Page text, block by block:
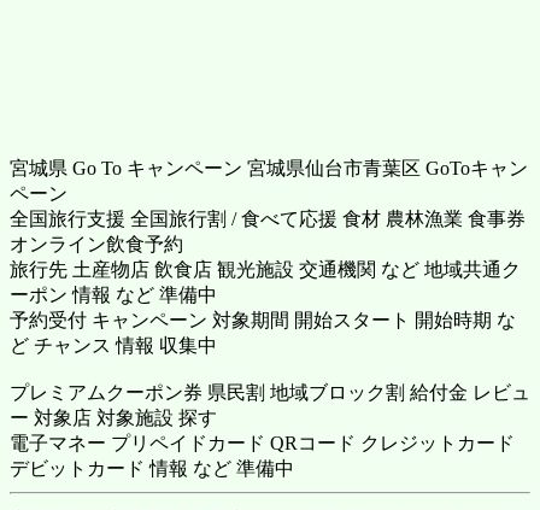
宮城県 Go To キャンペーン 宮城県仙台市青葉区 GoToキャン
ペーン
全国旅行支援 全国旅行割 / 食べて応援 食材 農林漁業 食事券
オンライン飲食予約
旅行先 土産物店 飲食店 観光施設 交通機関 など 地域共通ク
ーポン 情報 など 準備中
予約受付 キャンペーン 対象期間 開始スタート 開始時期 な
ど チャンス 情報 収集中
プレミアムクーポン券 県民割 地域ブロック割 給付金 レビュ
ー 対象店 対象施設 探す
電子マネー プリペイドカード QRコード クレジットカード
デビットカード 情報 など 準備中